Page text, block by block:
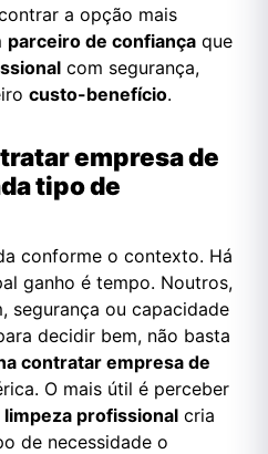
a opção mais
parceiro de confiança que
com segurança,
custo-benefício.
empresa de
tipo de
conforme o contexto. Há
ganho é tempo. Noutros,
segurança ou capacidade
decidir bem, não basta
contratar empresa de
O mais útil é perceber
profissional cria
de necessidade o